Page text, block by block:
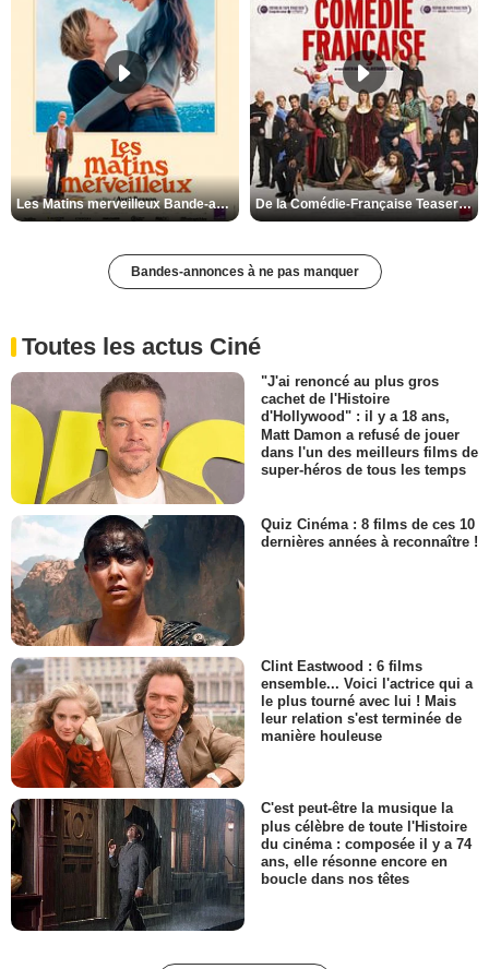
Les Matins merveilleux Bande-annonce VF De la Comédie-Française Teaser VF
Bandes-annonces à ne pas manquer
Toutes les actus Ciné
"J'ai renoncé au plus gros
cachet de l'Histoire
d'Hollywood" : il y a 18 ans,
Matt Damon a refusé de jouer
dans l'un des meilleurs films de
super-héros de tous les temps
Quiz Cinéma : 8 films de ces 10
dernières années à reconnaître !
Clint Eastwood : 6 films
ensemble... Voici l'actrice qui a
le plus tourné avec lui ! Mais
leur relation s'est terminée de
manière houleuse
C'est peut-être la musique la
plus célèbre de toute l'Histoire
du cinéma : composée il y a 74
ans, elle résonne encore en
boucle dans nos têtes